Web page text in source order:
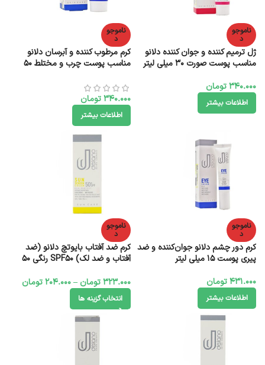
ناموجو
د
ژل ترمیم‌ کننده و جوان کننده دلانو
مناسب پوست‌ صورت 30 میلی لیتر
340.000تومان
اطلاعات بیشتر
ناموجو
د
کرم مرطوب‌ کننده و آبرسان دلانو
مناسب پوست چرب و مختلط 50
340.000تومان
اطلاعات بیشتر
ناموجو
د
کرم دور چشم دلانو جوان‌کننده و ضد
پیری پوست 15 میلی لیتر
431.000تومان
اطلاعات بیشتر
ناموجو
د
کرم ضد آفتاب بایوتچ دلانو (ضد
آفتاب و ضد لک) SPF50 رنگی 50
323.000تومان –
204.000تومان
انتخاب گزینه ها